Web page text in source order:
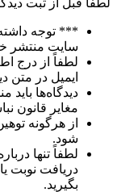
*** توجه
سایت منتشر
لطفاً از درج
ایمیل در متن
دیدگاه‌ها
مغایر قانون
از هرگونه
شود.
لطفاً تنها
دریافت نوبت
بگیرید.